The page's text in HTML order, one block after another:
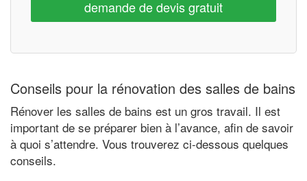
demande de devis gratuit
Conseils pour la rénovation des salles de bains
Rénover les salles de bains est un gros travail. Il est
important de se préparer bien à l’avance, afin de savoir
à quoi s’attendre. Vous trouverez ci-dessous quelques
conseils.